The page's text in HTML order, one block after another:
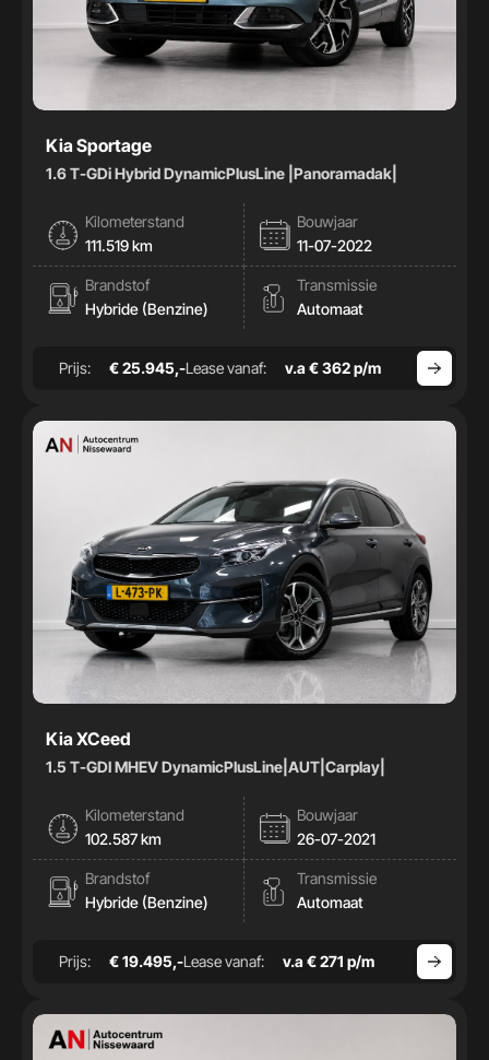
Kia Sportage
1.6 T-GDi Hybrid DynamicPlusLine |Panoramadak|
Kilometerstand
111.519 km
Bouwjaar
11-07-2022
Brandstof
Hybride (Benzine)
Transmissie
Automaat
Prijs: € 25.945,-Lease vanaf: v.a € 362 p/m
Kia XCeed
1.5 T-GDI MHEV DynamicPlusLine|AUT|Carplay|
Kilometerstand
102.587 km
Bouwjaar
26-07-2021
Brandstof
Hybride (Benzine)
Transmissie
Automaat
Prijs: € 19.495,-Lease vanaf: v.a € 271 p/m